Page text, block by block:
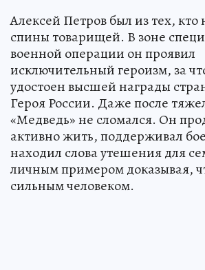
Алексей Петров был из тех, кто
спины товарищей. В зоне
военной операции он проявил
исключительный героизм, за
удостоен высшей награды
Героя России. Даже после
«Медведь» не сломался. Он
активно жить, поддерживал
находил слова утешения для
личным примером доказывая,
сильным человеком.